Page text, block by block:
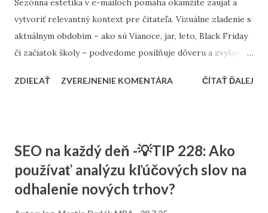
metrík, ako sú: Miera otvorenia (open rate) Miera prekliku
(click-through rate) Konverzný pomer Miera odhlásenia
Bounce rate 🎯 Preč...
Sezónna estetika v e-mailoch pomáha okamžite zaujať a
vytvoriť relevantný kontext pre čitateľa. Vizuálne zladenie s
aktuálnym obdobím – ako sú Vianoce, jar, leto, Black Friday
či začiatok školy – podvedome posilňuje dôveru a zvyšuje
farbách. Ide o celkový vizuálny jazyk – od bannera, cez
čitateľný a kompatibilný s mobilnými zariadeniami.
Odporúča sa pripraviť si šablóny pre hlavné sezóny vopred.
Ušetríte čas a zachováte konzistentný vizuálny štýl. V e-
ZDIEĽAŤ ZVEREJNENIE KOMENTÁRA ČÍTAŤ ĎALEJ
SEO na každý deň -💡TIP 228: Ako
používať analýzu kľúčových slov na
odhalenie nových trhov?